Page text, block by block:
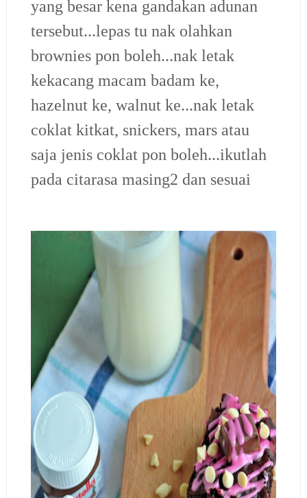
yang besar kena gandakan adunan
tersebut...lepas tu nak olahkan
brownies pon boleh...nak letak
kekacang macam badam ke,
hazelnut ke, walnut ke...nak letak
coklat kitkat, snickers, mars atau
saja jenis coklat pon boleh...ikutlah
pada citarasa masing2 dan sesuai